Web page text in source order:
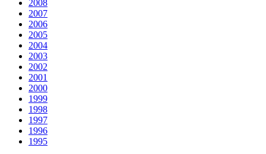
2008
2007
2006
2005
2004
2003
2002
2001
2000
1999
1998
1997
1996
1995